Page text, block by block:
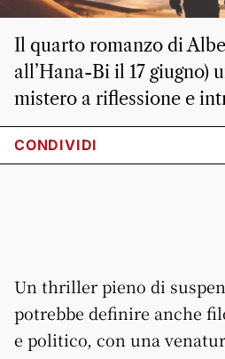
Il quarto romanzo di
all’Hana-Bi il 17 giugno)
mistero a riflessione e
CONDIVIDI
Un thriller pieno di
potrebbe definire anche
e politico, con una